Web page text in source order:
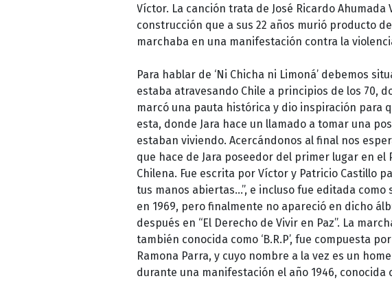
Víctor. La canción trata de José Ricardo Ahumada
construcción que a sus 22 años murió producto
marchaba en una manifestación contra la
Para hablar de ‘Ni Chicha ni Limoná’ debemos
estaba atravesando Chile a principios de los 70,
marcó una pauta histórica y dio inspiración para
esta, donde Jara hace un llamado a tomar una
estaban viviendo. Acercándonos al final nos
que hace de Jara poseedor del primer lugar en el
Chilena. Fue escrita por Víctor y Patricio Castillo
tus manos abiertas…”, e incluso fue editada como
en 1969, pero finalmente no apareció en dicho
después en “El Derecho de Vivir en Paz”. La
también conocida como ‘B.R.P’, fue compuesta
Ramona Parra, y cuyo nombre a la vez es un
durante una manifestación el año 1946, conocida